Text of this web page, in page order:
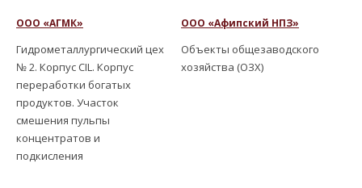
ООО «АГМК»
Гидрометаллургический цех
№ 2. Корпус CIL. Корпус
переработки богатых
продуктов. Участок
смешения пульпы
концентратов и
подкисления
ООО «Афипский НПЗ»
Объекты общезаводского
хозяйства (ОЗХ)